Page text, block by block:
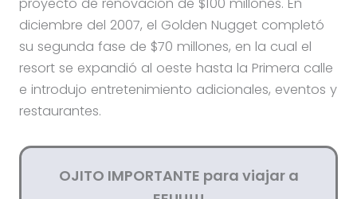
proyecto de renovación de $100 millones. En
diciembre del 2007, el Golden Nugget completó
su segunda fase de $70 millones, en la cual el
resort se expandió al oeste hasta la Primera calle
e introdujo entretenimiento adicionales, eventos y
restaurantes.
OJITO IMPORTANTE para viajar a